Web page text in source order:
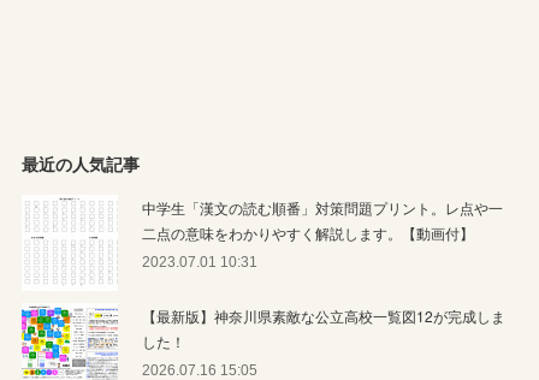
最近の人気記事
中学生「漢文の読む順番」対策問題プリント。レ点や一
二点の意味をわかりやすく解説します。【動画付】
2023.07.01 10:31
【最新版】神奈川県素敵な公立高校一覧図12が完成しま
した！
2026.07.16 15:05